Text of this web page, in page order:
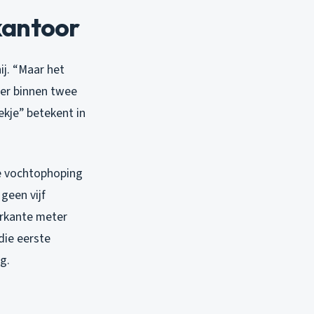
“Maar het
binnen twee
betekent in
vochtophoping
vijf
meter
eerste